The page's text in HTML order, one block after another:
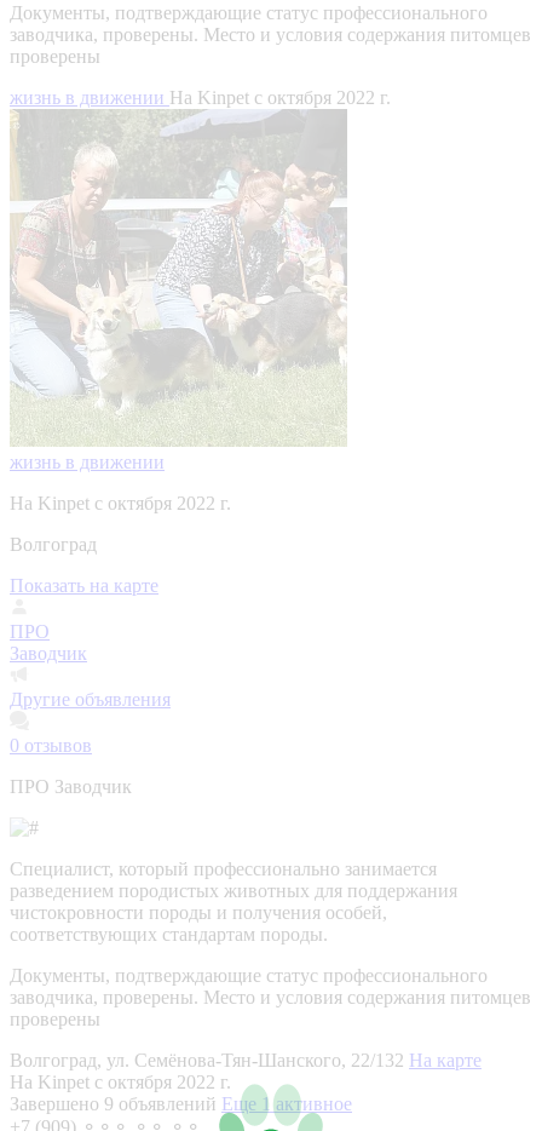
Документы, подтверждающие статус профессионального
заводчика, проверены. Место и условия содержания питомцев
проверены
жизнь в движении На Kinpet c октября 2022 г.
жизнь в движении
На Kinpet c октября 2022 г.
Волгоград
Показать на карте
ПРО
Заводчик
Другие объявления
0 отзывов
ПРО Заводчик
Специалист, который профессионально занимается
разведением породистых животных для поддержания
чистокровности породы и получения особей,
соответствующих стандартам породы.
Документы, подтверждающие статус профессионального
заводчика, проверены. Место и условия содержания питомцев
проверены
Волгоград, ул. Семёнова-Тян-Шанского, 22/132 На карте
На Kinpet c октября 2022 г.
Завершено 9 объявлений Еще 1 активное
+7 (909) ⚬⚬⚬ ⚬⚬ ⚬⚬